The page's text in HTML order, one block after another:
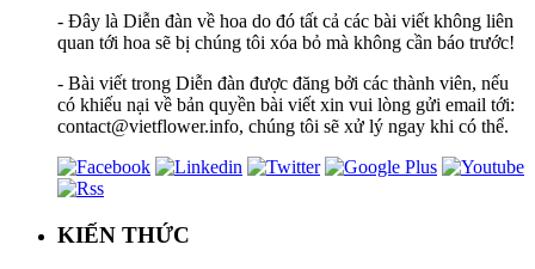
- Đây là Diễn đàn về hoa do đó tất cả các bài viết không liên
quan tới hoa sẽ bị chúng tôi xóa bỏ mà không cần báo trước!
- Bài viết trong Diễn đàn được đăng bởi các thành viên, nếu
có khiếu nại về bản quyền bài viết xin vui lòng gửi email tới:
contact@vietflower.info, chúng tôi sẽ xử lý ngay khi có thể.
KIẾN THỨC